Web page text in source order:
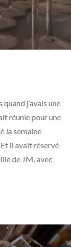
j’avais une
réunie pour une
la semaine
il avait réservé
de JM, avec